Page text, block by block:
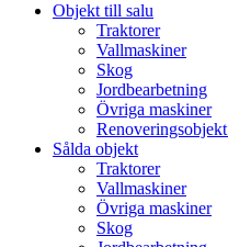
Objekt till salu
Traktorer
Vallmaskiner
Skog
Jordbearbetning
Övriga maskiner
Sålda objekt
Traktorer
Vallmaskiner
Övriga maskiner
Skog